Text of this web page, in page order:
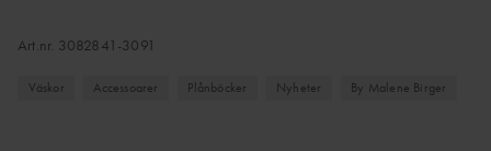
Art.nr. 3082841-3091
Väskor Accessoarer Plånböcker Nyheter By Malene Birger